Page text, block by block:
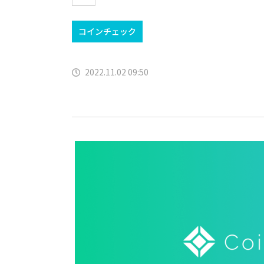
コインチェック
2022.11.02 09:50